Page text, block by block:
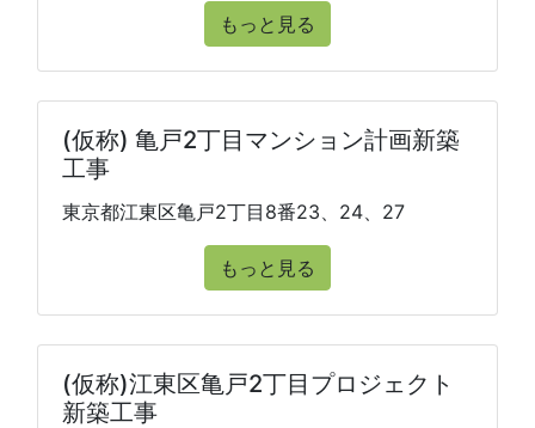
もっと見る
(仮称) 亀戸2丁目マンション計画新築
工事
東京都江東区亀戸2丁目8番23、24、27
もっと見る
(仮称)江東区亀戸2丁目プロジェクト
新築工事